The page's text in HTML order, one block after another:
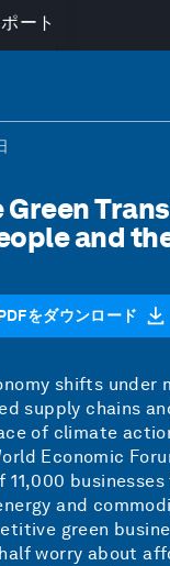
ート
Green
and
をダウンロード
shifts under
supply chains
of climate
Economic
11,000
and
green
worry about